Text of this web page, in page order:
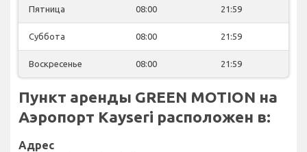
Пятница 08:00 21:59
Суббота 08:00 21:59
Воскресенье 08:00 21:59
Пункт аренды GREEN MOTION на
Аэропорт Kayseri расположен в:
Адрес